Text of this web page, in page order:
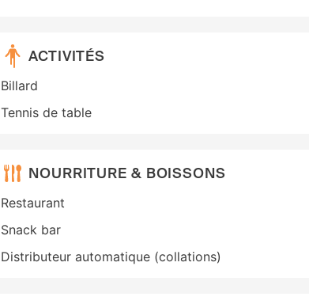
ACTIVITÉS
Billard
Tennis de table
NOURRITURE & BOISSONS
Restaurant
Snack bar
Distributeur automatique (collations)